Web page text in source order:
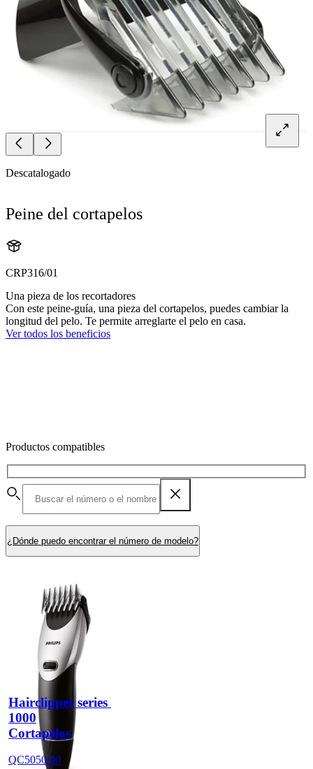
Descatalogado
Peine del cortapelos
CRP316/01
Una pieza de los recortadores
Con este peine-guía, una pieza del cortapelos, puedes cambiar la
longitud del pelo. Te permite arreglarte el pelo en casa.
Ver todos los beneficios
Productos compatibles
¿Dónde puedo encontrar el número de modelo?
Hairclipper series
1000
Cortapelos
QC5050/00